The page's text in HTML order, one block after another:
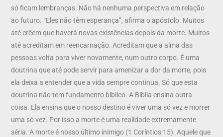
só ficam lembranças. Não há nenhuma perspectiva em relação
ao futuro. “Eles não têm esperança”, afirma o apóstolo. Muitos
até crêem que haverá novas existências depois da morte. Muitos
até acreditam em reencarnação. Acreditam que a alma das
pessoas volta para viver novamente, num outro corpo. É uma
doutrina que até pode servir para amenizar a dor da morte, pois
ela deixa a entender que a vida sempre continua. Só que esta
doutrina não tem fundamento bíblico. A Bíblia ensina outra
coisa. Ela ensina que o nosso destino é viver uma só vez e morrer
uma só vez. Por isso a morte é uma realidade extremamente
séria. A morte é nosso último inimigo (1 Coríntios 15). Aquele que